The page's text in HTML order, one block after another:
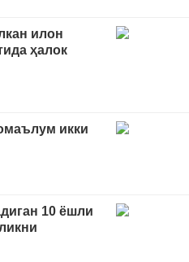
илон
ҳалок
икки
10 ёшли